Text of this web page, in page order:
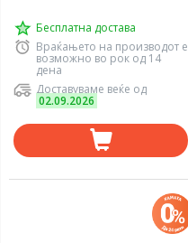
Бесплатна достава
Враќањето на производот е
возможно во рок од 14
дена
Доставуваме веќе од
02.09.2026